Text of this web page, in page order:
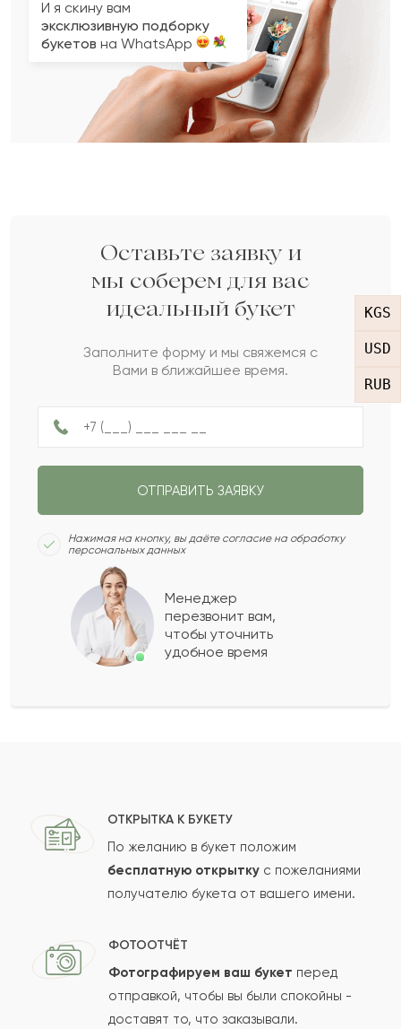
KGS
USD
RUB
И я скину вам
эксклюзивную подборку
букетов на WhatsApp
до 15 000 com до 30 000 com
до 50 000 com
СЛЕДУЮЩИЙ ВОПРОС
Женщине Мужчине
СЛЕДУЮЩИЙ ВОПРОС
:
НАЗАД
Оставьте заявку и
мы соберем для вас
идеальный букет
Заполните форму и мы свяжемся с
Вами в ближайшее время.
ОТПРАВИТЬ ЗАЯВКУ
Нажимая на кнопку, вы даёте согласие на обработку
персональных данных
Менеджер
перезвонит вам,
чтобы уточнить
удобное время
ОТКРЫТКА К БУКЕТУ
По желанию в букет положим
бесплатную открытку с пожеланиями
получателю букета от вашего имени.
ФОТООТЧЁТ
Фотографируем ваш букет перед
отправкой, чтобы вы были спокойны -
доставят то, что заказывали.